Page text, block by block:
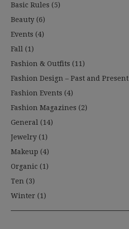
Basic Rules (5)
Beauty (6)
Events (4)
Fall (1)
Fashion & Outfits (11)
Fashion Design – Past and Present
Fashion Events (4)
Fashion Magazines (2)
General (14)
Jewelry (1)
Makeup (4)
Organic (1)
Ten (3)
Winter (1)